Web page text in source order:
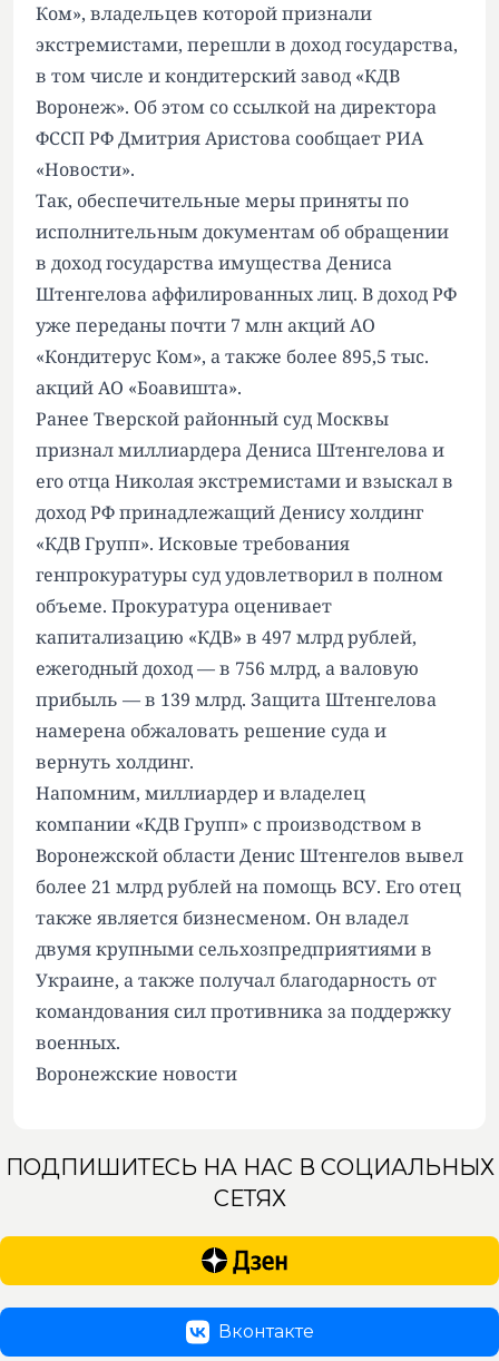
Ком», владельцев которой признали
экстремистами, перешли в доход государства,
в том числе и кондитерский завод «КДВ
Воронеж». Об этом со ссылкой на директора
ФССП РФ Дмитрия Аристова сообщаетРИА
«Новости».
Так, обеспечительные меры приняты по
исполнительным документам об обращении
в доход государстваимущества Дениса
Штенгелова аффилированных лиц. В доход РФ
уже переданы почти 7 млн акций АО
«Кондитерус Ком», а также более 895,5 тыс.
акций АО «Боавишта».
Ранее Тверской районный суд Москвы
призналмиллиардера Дениса Штенгелова и
его отца Николая экстремистами и взыскал в
доход РФ принадлежащий Денису холдинг
«КДВ Групп». Исковые требования
генпрокуратуры суд удовлетворил в полном
объеме. Прокуратура оценивает
капитализацию «КДВ» в 497 млрд рублей,
ежегодный доход — в 756 млрд, а валовую
прибыль — в 139 млрд. Защита Штенгелова
намерена обжаловать решение суда и
вернуть холдинг.
Напомним, миллиардер и владелец
компании «КДВ Групп» с производством в
Воронежской области Денис Штенгелов вывел
более 21 млрдрублей на помощь ВСУ. Его отец
также является бизнесменом. Он владел
двумя крупными сельхозпредприятиями в
Украине, а также получал благодарность от
командования сил противника за поддержку
военных.
Воронежские новости
ПОДПИШИТЕСЬ НА НАС В СОЦИАЛЬНЫХ
СЕТЯХ
Вконтакте